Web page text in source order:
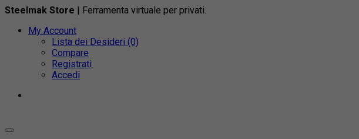
Steelmak Store | Ferramenta virtuale per privati.
My Account
Lista dei Desideri (0)
Compare
Registrati
Accedi